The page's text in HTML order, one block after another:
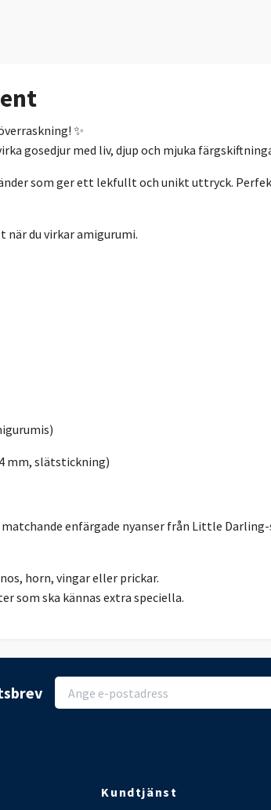
✨
gosedjur med liv, djup och mjuka
som ger ett lekfullt och unikt uttryck.
när du virkar amigurumi.
4 mm, slätstickning)
enfärgade nyanser från Little
horn, vingar eller prickar.
som ska kännas extra speciella.
Kundtjänst